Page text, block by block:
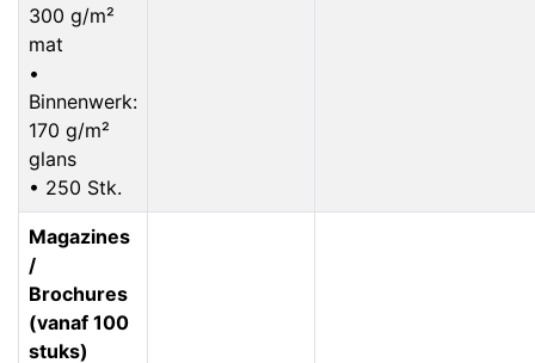
300 g/m²
mat
•
Binnenwerk:
170 g/m²
glans
• 250 Stk.
Magazines
/
Brochures
(vanaf 100
stuks)